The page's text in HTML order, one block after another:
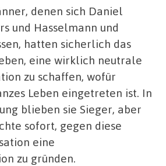
denen sich Daniel
und Hasselmann und
hatten sicherlich das
eine wirklich neutrale
zu schaffen, wofür
Leben eingetreten ist. In
blieben sie Sieger, aber
sofort, gegen diese
eine
zu gründen.